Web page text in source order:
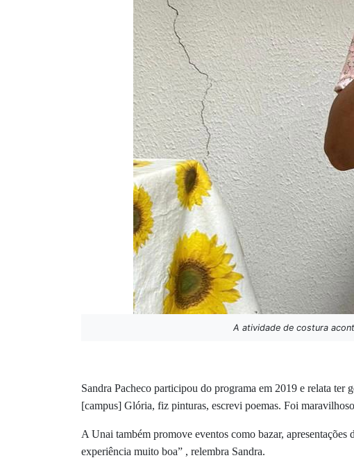
A atividade de costura
Sandra Pacheco participou do programa em 2019 e relata
[campus] Glória, fiz pinturas, escrevi poemas. Foi
A Unai também promove eventos como bazar,
experiência muito boa” , relembra Sandra.